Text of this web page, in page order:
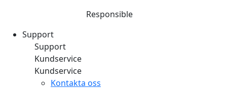
Responsible
Support
Support
Kundservice
Kundservice
Kontakta oss